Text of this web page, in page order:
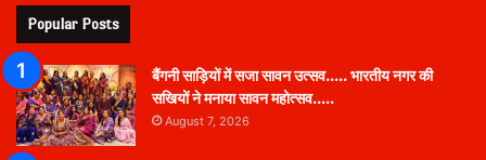
Popular Posts
बैंगनी साड़ियों में सजा सावन उत्सव….. भारतीय नगर की
सखियों ने मनाया सावन महोत्सव…..
August 7, 2026